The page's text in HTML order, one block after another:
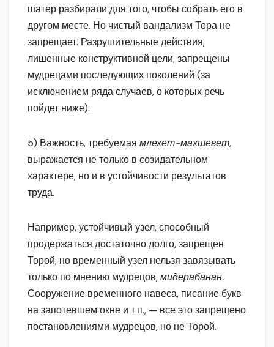
шатер разбирали для того, чтобы собрать его в
другом месте. Но чистый вандализм Тора не
запрещает. Разрушительные действия,
лишенные конструктивной цели, запрещены
мудрецами последующих поколений (за
исключением ряда случаев, о которых речь
пойдет ниже).
5) Важность, требуемая млехет-махшевет,
выражается не только в созидательном
характере, но и в устойчивости результатов
труда.
Например, устойчивый узел, способный
продержаться достаточно долго, запрещен
Торой; но временный узел нельзя завязывать
только по мнению мудрецов,мидерабанан.
Сооружение временного навеса, писание букв
на запотевшем окне и т.п., — все это запрещено
постановлениями мудрецов, но не Торой.